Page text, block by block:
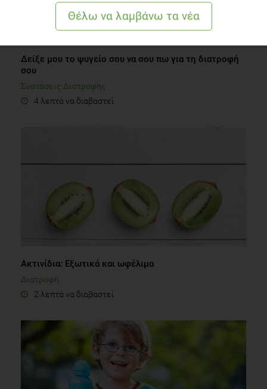
Δείξε μου το ψυγείο σου να σου πω για τη διατροφή
σου
Συστάσεις Διατροφής
4 λεπτά να διαβαστεί
Ακτινίδια: Εξωτικά και ωφέλιμα
Διατροφή
2 λεπτά να διαβαστεί